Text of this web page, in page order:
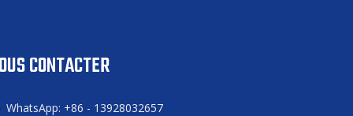
CONTACTER
WhatsApp: +86 - 13928032657